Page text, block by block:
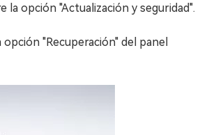
la opción "Actualización y seguridad".
opción "Recuperación" del panel